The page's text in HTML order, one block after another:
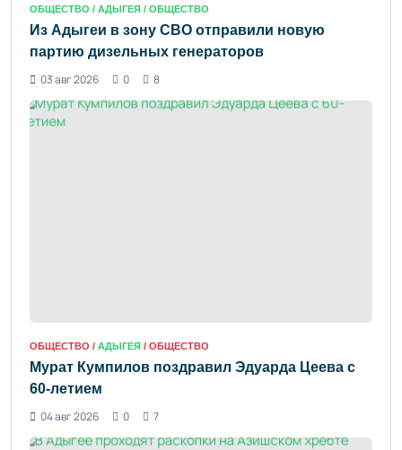
ОБЩЕСТВО / АДЫГЕЯ / ОБЩЕСТВО
Из Адыгеи в зону СВО отправили новую
партию дизельных генераторов
03 авг 2026
0 8
ОБЩЕСТВО / АДЫГЕЯ / ОБЩЕСТВО
Мурат Кумпилов поздравил Эдуарда Цеева с
60-летием
04 авг 2026
0 7